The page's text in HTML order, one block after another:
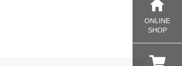
ONLINE
SHOP